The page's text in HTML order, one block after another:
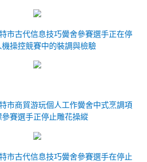
市古代信息技巧黌舍參賽選手正在停
機操控競賽中的裝調與檢驗
市商貿游玩個人工作黌舍中式烹調項
參賽選手正停止雕花操縱
市古代信息技巧黌舍參賽選手在停止